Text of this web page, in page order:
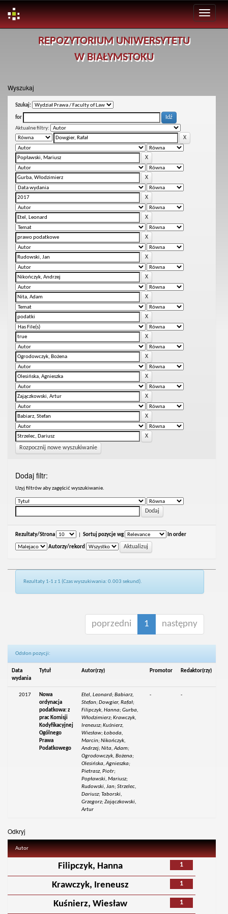
REPOZYTORIUM UNIWERSYTETU
W BIAŁYMSTOKU
Wyszukaj
Szukaj:
for
Aktualne filtry:
Rozpocznij nowe wyszukiwanie
Dodaj filtr:
Uzyj filtrów aby zagęścić wyszukiwanie.
Rezultaty/Strona Sortuj pozycje wg In order
Autorzy/rekord
Rezultaty 1-1 z 1 (Czas wyszukiwania: 0.003 sekund).
poprzedni 1 następny
Odsłon pozycji:
Data
wydania
Tytuł Autor(rzy) Promotor Redaktor(rzy)
2017
Nowa
ordynacja
podatkowa: z
prac Komisji
Kodyfikacyjnej
Ogólnego
Prawa
Podatkowego
Etel, Leonard; Babiarz,
Stefan; Dowgier, Rafał;
Filipczyk, Hanna; Gurba,
Włodzimierz; Krawczyk,
Ireneusz; Kuśnierz,
Wiesław; Łoboda,
Marcin; Nikończyk,
Andrzej; Nita, Adam;
Ogrodowczyk, Bożena;
Olesińska, Agnieszka;
Pietrasz, Piotr;
Popławski, Mariusz;
Rudowski, Jan; Strzelec,
Dariusz; Taborski,
Grzegorz; Zajączkowski,
Artur
- -
Odkryj
Autor
1
Filipczyk, Hanna
1
Krawczyk, Ireneusz
1
Kuśnierz, Wiesław